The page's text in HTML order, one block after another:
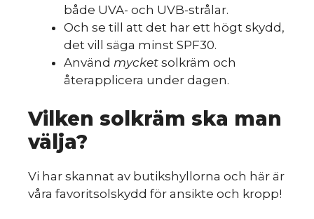
både UVA- och UVB-strålar.
Och se till att det har ett högt skydd,
det vill säga minst SPF30.
Använd mycket solkräm och
återapplicera under dagen.
Vilken solkräm ska man
välja?
Vi har skannat av butikshyllorna och här är
våra favoritsolskydd för ansikte och kropp!